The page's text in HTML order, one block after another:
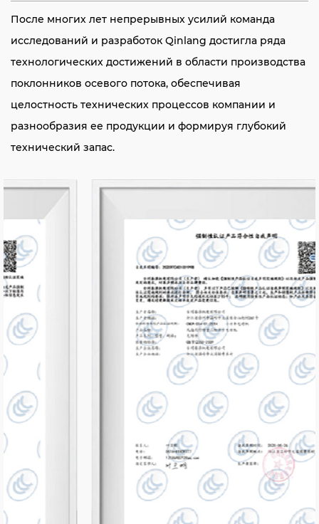
После многих лет непрерывных усилий команда
исследований и разработок Qinlang достигла ряда
технологических достижений в области производства
поклонников осевого потока, обеспечивая
целостность технических процессов компании и
разнообразия ее продукции и формируя глубокий
технический запас.